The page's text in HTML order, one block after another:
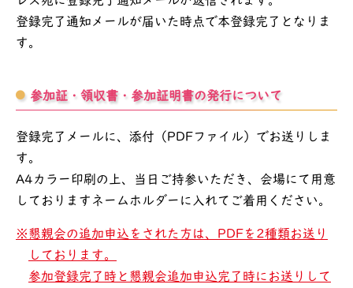
登録完了通知メールが届いた時点で本登録完了となりま
す。
参加証・領収書・参加証明書の発行について
登録完了メールに、添付（PDFファイル）でお送りしま
す。
A4カラー印刷の上、当日ご持参いただき、会場にて用意
しておりますネームホルダーに入れてご着用ください。
懇親会の追加申込をされた方は、PDFを2種類お送り
しております。
参加登録完了時と懇親会追加申込完了時にお送りして